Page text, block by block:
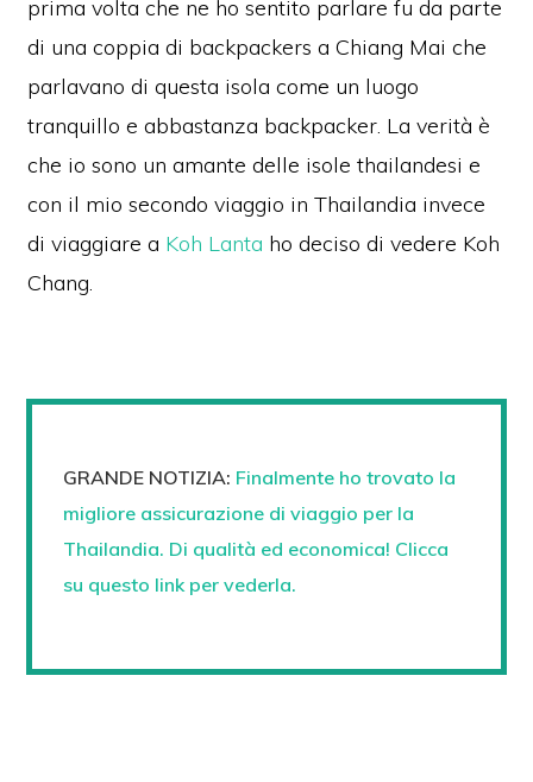
prima volta che ne ho sentito parlare fu da parte
di una coppia di backpackers a Chiang Mai che
parlavano di questa isola come un luogo
tranquillo e abbastanza backpacker. La verità è
che io sono un amante delle isole thailandesi e
con il mio secondo viaggio in Thailandia invece
di viaggiare a Koh Lanta ho deciso di vedere Koh
Chang.
GRANDE NOTIZIA: Finalmente ho trovato la
migliore assicurazione di viaggio per la
Thailandia. Di qualità ed economica! Clicca
su questo link per vederla.